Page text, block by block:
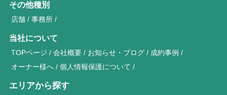
その他種別
店舗 事務所
当社について
TOPページ 会社概要 お知らせ・ブログ
成約事例
オーナー様へ
個人情報保護について
エリアから探す